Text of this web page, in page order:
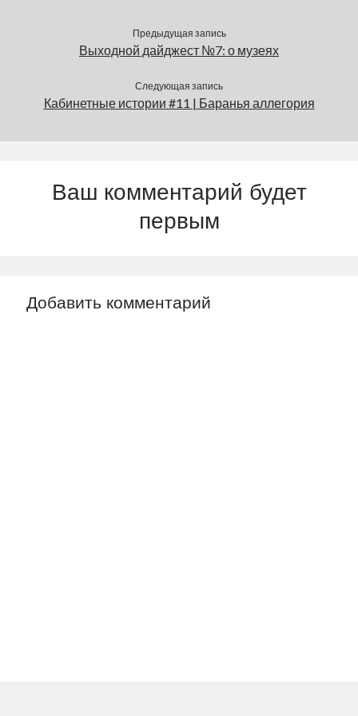
Предыдущая запись
Выходной дайджест №7: о музеях
Следующая запись
Кабинетные истории #11 | Баранья аллегория
Ваш комментарий будет
первым
Добавить комментарий